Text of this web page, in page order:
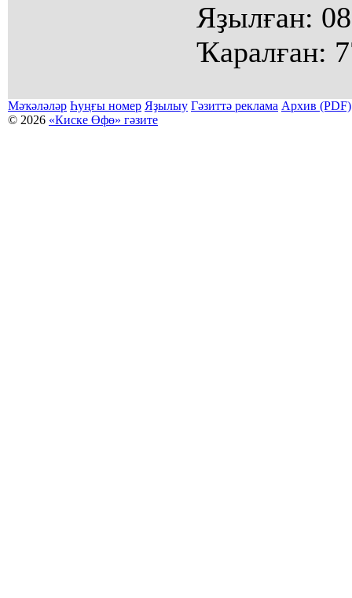
Яҙылған:
Ҡаралған:
Мәҡәләләр Һуңғы номер Яҙылыу Гәзиттә реклама Архив (PDF)
© 2026 «Киске Өфө» гәзите